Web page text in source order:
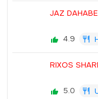
JAZ
4.9
RIXOS
5.0